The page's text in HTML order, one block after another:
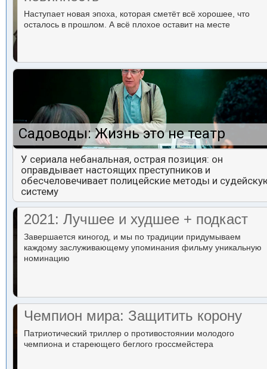
Наступает новая эпоха, которая сметёт всё хорошее, что
осталось в прошлом. А всё плохое оставит на месте
Садоводы: Жизнь это не театр
У сериала небанальная, острая позиция: он
оправдывает настоящих преступников и
обесчеловечивает полицейские методы и
систему
2021: Лучшее и худшее + подкаст
Завершается киногод, и мы по традиции придумываем
каждому заслуживающему упоминания фильму уникальную
номинацию
Чемпион мира: Защитить корону
Патриотический триллер о противостоянии молодого
чемпиона и стареющего беглого гроссмейстера